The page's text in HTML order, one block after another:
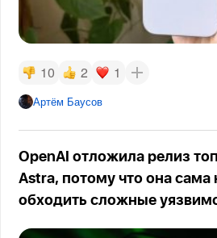
10 2 1
Артём Баусов
OpenAI отложила релиз
Astra, потому что она сама
обходить сложные